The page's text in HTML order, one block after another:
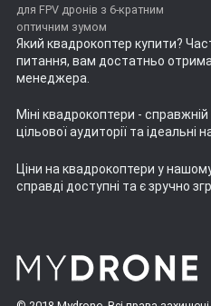
для FPV дронів з 6-кратним
оптичним зумом
Який квадрокоптер купити?
питання, вам достатньо
менеджера.
Міні квадрокоптери - справжній
цільової аудиторії та ідеальні
Ціни на квадрокоптери у нашому
справді доступні та є зручно